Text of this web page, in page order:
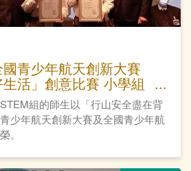
青少年航天創新大賽
生活」創意比賽 小學組
組的師生以「行山安全盡在背
少年航天創新大賽及全國青少年航
。